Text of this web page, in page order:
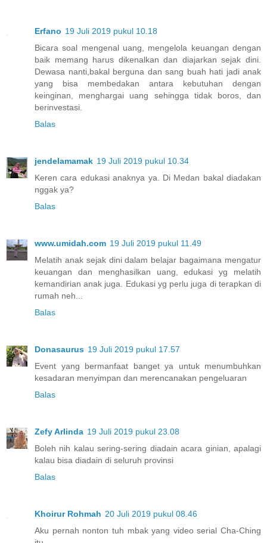
Erfano 19 Juli 2019 pukul 10.18
Bicara soal mengenal uang, mengelola keuangan dengan
baik memang harus dikenalkan dan diajarkan sejak dini.
Dewasa nanti,bakal berguna dan sang buah hati jadi anak
yang bisa membedakan antara kebutuhan dengan
keinginan, menghargai uang sehingga tidak boros, dan
berinvestasi.
Balas
jendelamamak 19 Juli 2019 pukul 10.34
Keren cara edukasi anaknya ya. Di Medan bakal diadakan
nggak ya?
Balas
www.umidah.com 19 Juli 2019 pukul 11.49
Melatih anak sejak dini dalam belajar bagaimana mengatur
keuangan dan menghasilkan uang, edukasi yg melatih
kemandirian anak juga. Edukasi yg perlu juga di terapkan di
rumah neh...
Balas
Donasaurus 19 Juli 2019 pukul 17.57
Event yang bermanfaat banget ya untuk menumbuhkan
kesadaran menyimpan dan merencanakan pengeluaran
Balas
Zefy Arlinda 19 Juli 2019 pukul 23.08
Boleh nih kalau sering-sering diadain acara ginian, apalagi
kalau bisa diadain di seluruh provinsi
Balas
Khoirur Rohmah 20 Juli 2019 pukul 08.46
Aku pernah nonton tuh mbak yang video serial Cha-Ching